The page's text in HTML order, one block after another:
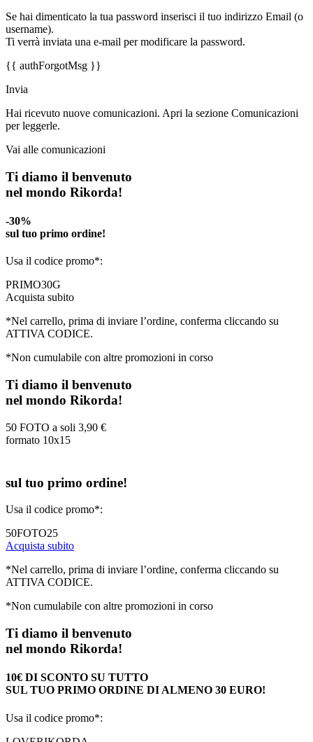
Se hai dimenticato la tua password inserisci il tuo indirizzo Email (o
username).
Ti verrà inviata una e-mail per modificare la password.
{{ authForgotMsg }}
Invia
Hai ricevuto nuove comunicazioni. Apri la sezione Comunicazioni
per leggerle.
Vai alle comunicazioni
Ti diamo il benvenuto
nel mondo Rikorda!
-30%
sul tuo primo ordine!
Usa il codice promo*:
PRIMO30G
Acquista subito
*Nel carrello, prima di inviare l’ordine, conferma cliccando su
ATTIVA CODICE.
*Non cumulabile con altre promozioni in corso
Ti diamo il benvenuto
nel mondo Rikorda!
50 FOTO a soli 3,90 €
formato 10x15
sul tuo primo ordine!
Usa il codice promo*:
50FOTO25
Acquista subito
*Nel carrello, prima di inviare l’ordine, conferma cliccando su
ATTIVA CODICE.
*Non cumulabile con altre promozioni in corso
Ti diamo il benvenuto
nel mondo Rikorda!
10€ DI SCONTO SU TUTTO
SUL TUO PRIMO ORDINE DI ALMENO 30 EURO!
Usa il codice promo*: